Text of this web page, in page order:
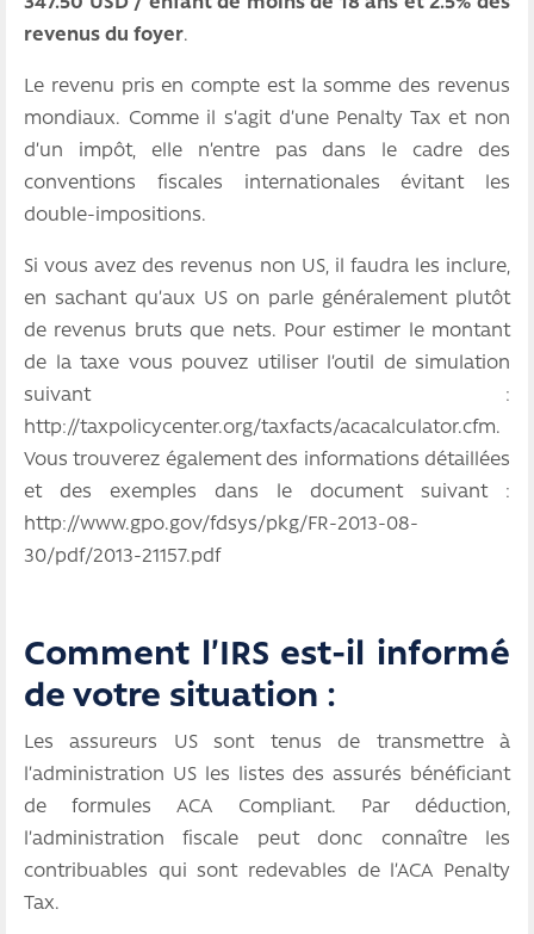
revenus du foyer.
Le revenu pris en compte est la somme des revenus
mondiaux. Comme il s’agit d’une Penalty Tax et non
d’un impôt, elle n’entre pas dans le cadre des
conventions fiscales internationales évitant les
double-impositions.
Si vous avez des revenus non US, il faudra les inclure,
en sachant qu’aux US on parle généralement plutôt
de revenus bruts que nets. Pour estimer le montant
de la taxe vous pouvez utiliser l’outil de simulation
suivant :
http://taxpolicycenter.org/taxfacts/acacalculator.cfm.
Vous trouverez également des informations détaillées
et des exemples dans le document suivant :
http://www.gpo.gov/fdsys/pkg/FR-2013-08-
30/pdf/2013-21157.pdf
Comment l’IRS est-il informé
de votre situation :
Les assureurs US sont tenus de transmettre à
l’administration US les listes des assurés bénéficiant
de formules ACA Compliant. Par déduction,
l’administration fiscale peut donc connaître les
contribuables qui sont redevables de l’ACA Penalty
Tax.